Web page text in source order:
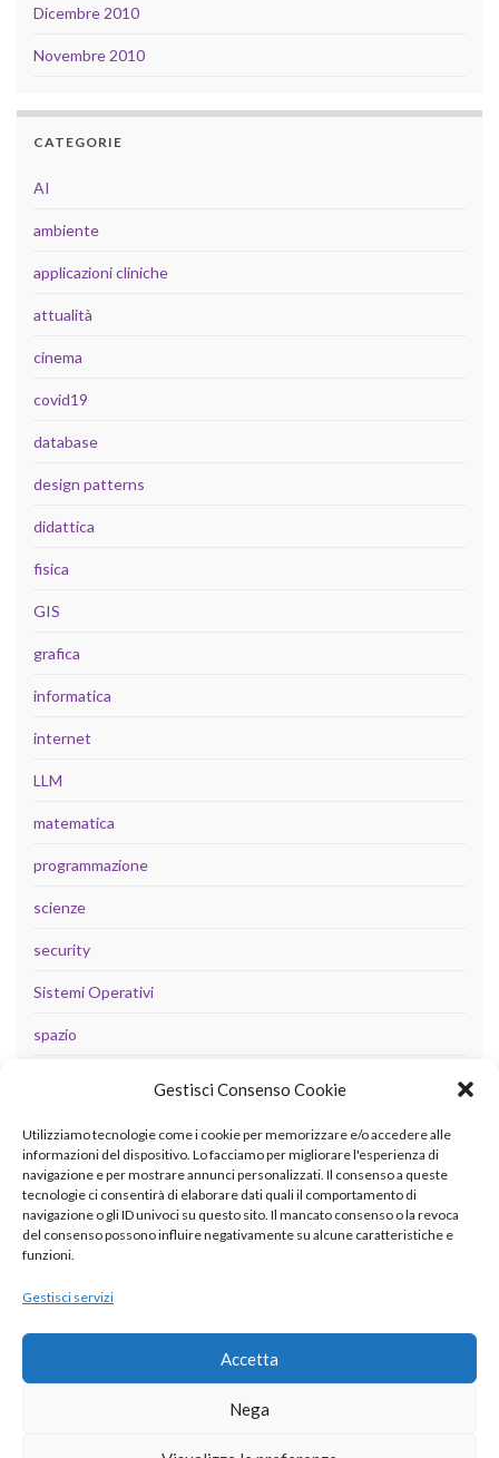
Gestisci Consenso Cookie
Utilizziamo tecnologie come i cookie per memorizzare e/o accedere alle
informazioni del dispositivo. Lo facciamo per migliorare l'esperienza di
navigazione e per mostrare annunci personalizzati. Il consenso a queste
tecnologie ci consentirà di elaborare dati quali il comportamento di
navigazione o gli ID univoci su questo sito. Il mancato consenso o la revoca
del consenso possono influire negativamente su alcune caratteristiche e
funzioni.
Gestisci servizi
Accetta
Nega
Dicembre 2010
Novembre 2010
CATEGORIE
AI
ambiente
applicazioni cliniche
attualità
cinema
covid19
database
design patterns
didattica
fisica
GIS
grafica
informatica
internet
LLM
matematica
programmazione
scienze
security
Sistemi Operativi
spazio
META
Accedi
Feed dei contenuti
Feed dei commenti